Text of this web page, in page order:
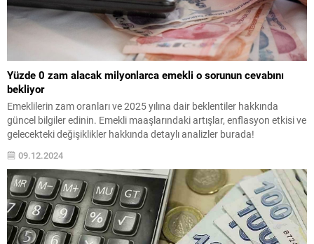
Yüzde 0 zam alacak milyonlarca emekli o sorunun cevabını
bekliyor
Emeklilerin zam oranları ve 2025 yılına dair beklentiler hakkında
güncel bilgiler edinin. Emekli maaşlarındaki artışlar, enflasyon etkisi ve
gelecekteki değişiklikler hakkında detaylı analizler burada!
09.12.2024